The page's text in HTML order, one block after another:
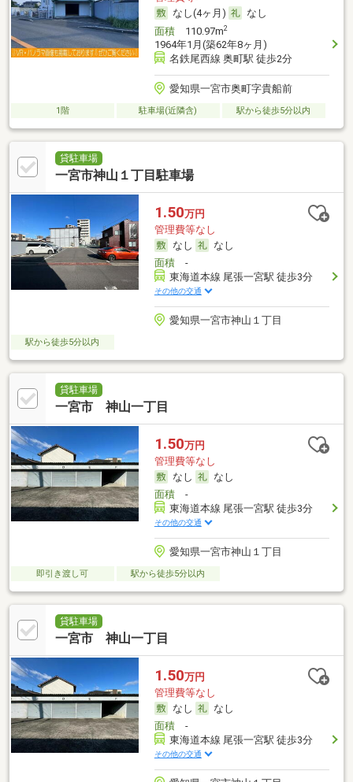
なし(4ヶ月)
なし
面積110.97m2
1964年1月(築62年8ヶ月)
名鉄尾西線 奥町駅 徒歩2分
愛知県一宮市奥町字貴船前
1階 駐車場(近隣含) 駅から徒歩5分以内
貸駐車場
一宮市神山１丁目駐車場
1.50万円
管理費等なし
なし
なし
面積-
東海道本線 尾張一宮駅 徒歩3分
その他の交通
愛知県一宮市神山１丁目
駅から徒歩5分以内
貸駐車場
一宮市 神山一丁目
1.50万円
管理費等なし
なし
なし
面積-
東海道本線 尾張一宮駅 徒歩3分
その他の交通
愛知県一宮市神山１丁目
即引き渡し可 駅から徒歩5分以内
貸駐車場
一宮市 神山一丁目
1.50万円
管理費等なし
なし
なし
面積-
東海道本線 尾張一宮駅 徒歩3分
その他の交通